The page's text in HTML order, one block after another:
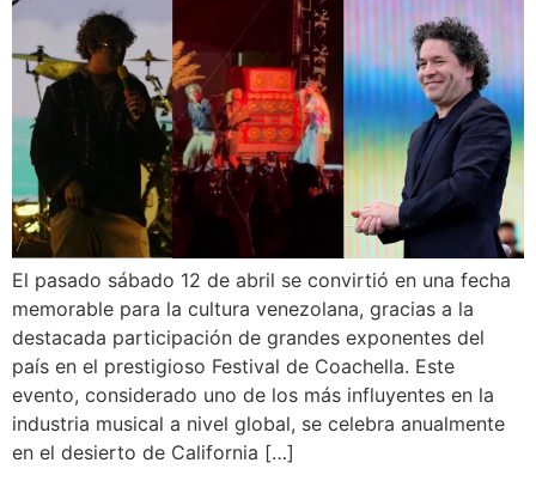
El pasado sábado 12 de abril se convirtió en una fecha
memorable para la cultura venezolana, gracias a la
destacada participación de grandes exponentes del
país en el prestigioso Festival de Coachella. Este
evento, considerado uno de los más influyentes en la
industria musical a nivel global, se celebra anualmente
en el desierto de California […]